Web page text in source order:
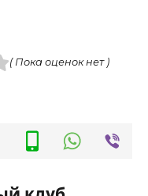
( Пока оценок нет )